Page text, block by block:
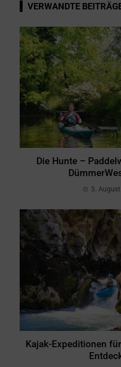
VERWANDTE
Die Hunte –
3.
Kajak-Expeditionen